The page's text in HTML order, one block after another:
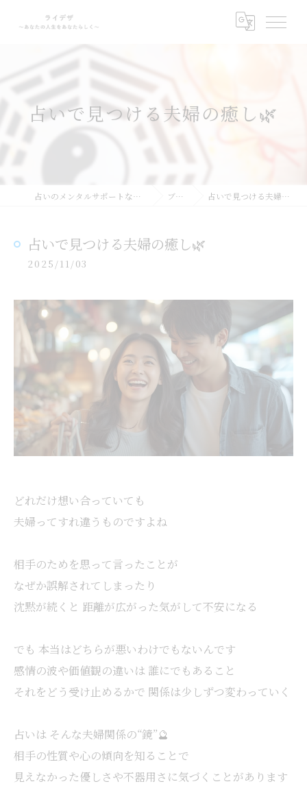
占いで見つける夫婦の癒し🌿
占いのメンタルサポートならライデザ ブログ 占いで見つける夫婦の癒し🌿
占いで見つける夫婦の癒し🌿
2025/11/03
どれだけ想い合っていても
夫婦ってすれ違うものですよね
相手のためを思って言ったことが
なぜか誤解されてしまったり
沈黙が続くと 距離が広がった気がして不安になる
でも 本当はどちらが悪いわけでもないんです
感情の波や価値観の違いは 誰にでもあること
それをどう受け止めるかで 関係は少しずつ変わっていく
占いは そんな夫婦関係の“鏡”🔮
相手の性質や心の傾向を知ることで
見えなかった優しさや不器用さに気づくことがあります